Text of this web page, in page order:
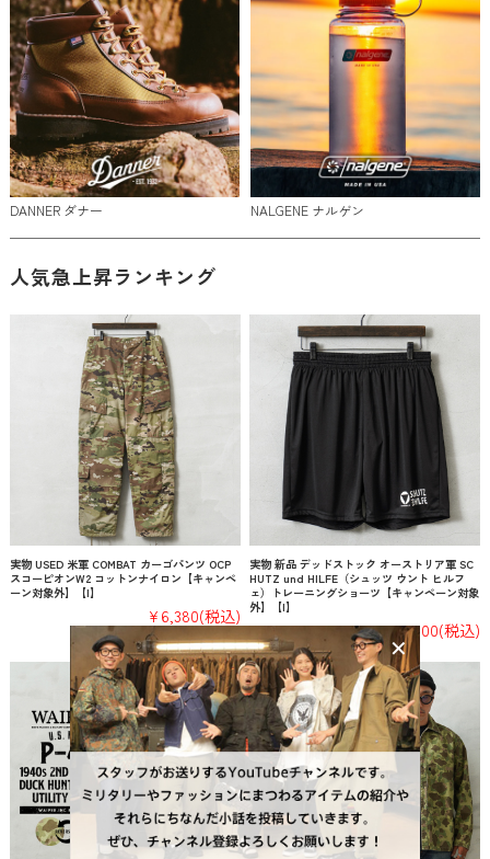
DANNER ダナー NALGENE ナルゲン
人気急上昇ランキング
実物 USED 米軍 COMBAT カーゴパンツ OCP
スコーピオンW2 コットンナイロン【キャンペ
ーン対象外】【I】
¥6,380(税込)
実物 新品 デッドストック オーストリア軍 SC
HUTZ und HILFE（シュッツ ウント ヒルフ
ェ）トレーニングショーツ【キャンペーン対象
外】【I】
¥3,300(税込)